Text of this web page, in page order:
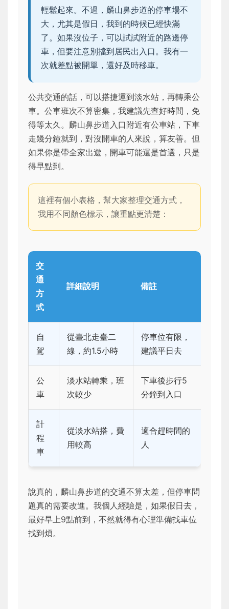
輕鬆起來。不過，麟山鼻步道的停車場不
大，尤其是假日，我到的時候已經快滿
了。如果沒位子，可以試試附近的路邊停
車，但要注意別擋到居民出入口。我有一
次就差點被開單，還好及時移車。
公共交通的話，可以搭捷運到淡水站，再轉乘公
車。公車班次不算密集，我建議先查好時間，免
得等太久。麟山鼻步道入口附近有公車站，下車
走幾分鐘就到，對沒開車的人來說，算友善。但
如果你是帶全家出遊，開車可能還是首選，只是
得早點到。
這裡有個小表格，幫大家整理交通方式，
我用不同顏色標示，讓重點更清楚：
交
通
方
式
詳細說明 備註
自
駕
從臺北走臺二
線，約1.5小時
停車位有限，
建議平日去
公
車
淡水站轉乘，班
次較少
下車後步行5
分鐘到入口
計
程
車
從淡水站搭，費
用較高
適合趕時間的
人
說真的，麟山鼻步道的交通不算太差，但停車問
題真的需要改進。我個人經驗是，如果假日去，
最好早上9點前到，不然就得有心理準備找車位
找到煩。